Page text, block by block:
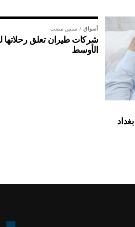
أسواق سنتين مضت
شركات طيران تعلق رحلاتها
الأوسط